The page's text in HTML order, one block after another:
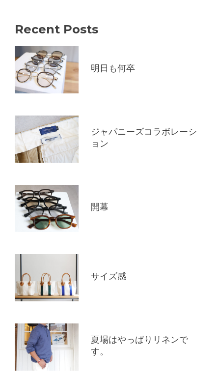
Recent Posts
明日も何卒
ジャパニーズコラボレーシ
ョン
開幕
サイズ感
夏場はやっぱりリネンで
す。